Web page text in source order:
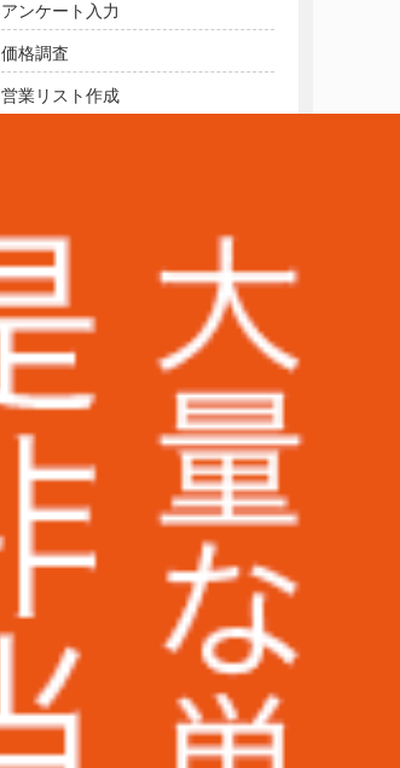
アンケート入力
価格調査
営業リスト作成
お取引実績
株式会社ミスミ様
株式会社アスクル様
ミズノ株式会社様
株式会社ベイシア電器様